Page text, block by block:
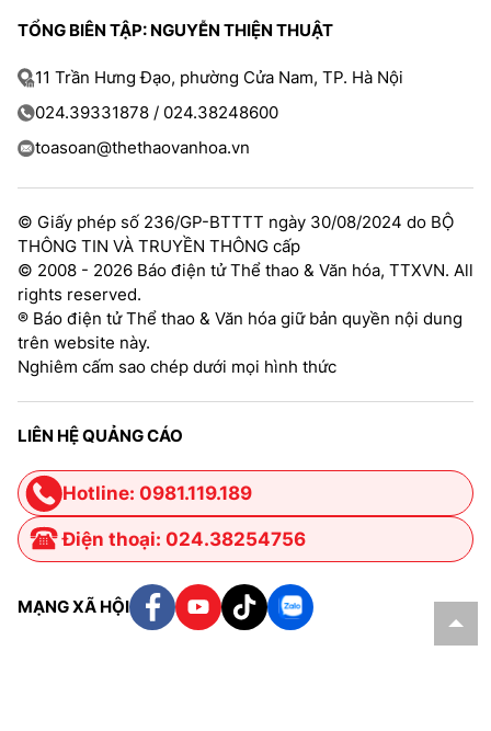
TỔNG BIÊN TẬP: NGUYỄN THIỆN THUẬT
11 Trần Hưng Đạo, phường Cửa Nam, TP. Hà Nội
024.39331878 / 024.38248600
toasoan@thethaovanhoa.vn
© Giấy phép số 236/GP-BTTTT ngày 30/08/2024 do BỘ
THÔNG TIN VÀ TRUYỀN THÔNG cấp
© 2008 - 2026 Báo điện tử Thể thao & Văn hóa, TTXVN. All
rights reserved.
® Báo điện tử Thể thao & Văn hóa giữ bản quyền nội dung
trên website này.
Nghiêm cấm sao chép dưới mọi hình thức
LIÊN HỆ QUẢNG CÁO
Hotline: 0981.119.189
Điện thoại: 024.38254756
MẠNG XÃ HỘI